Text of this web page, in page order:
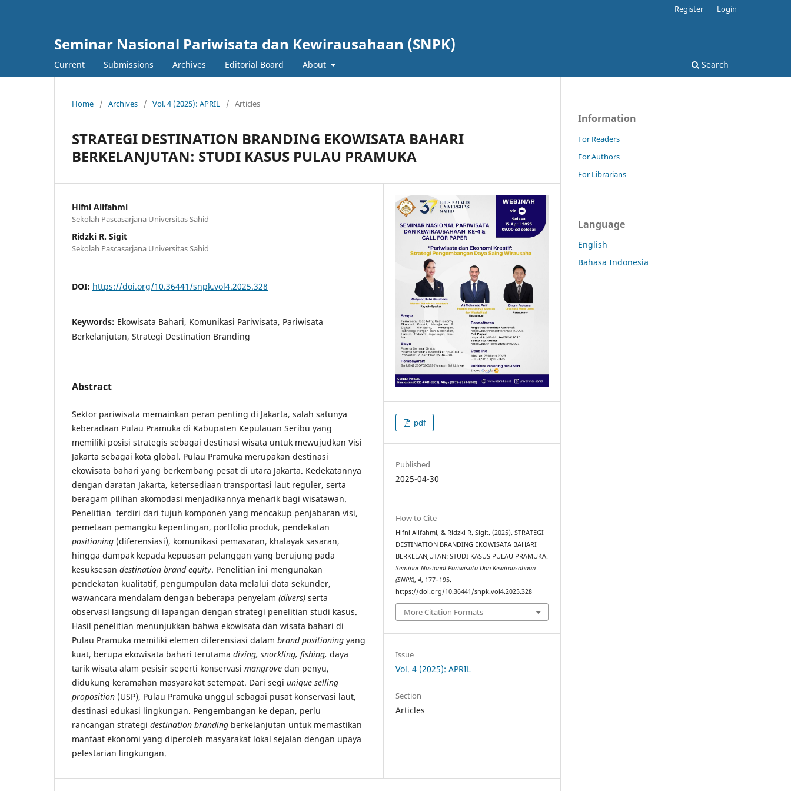
Seminar Nasional Pariwisata dan Kewirausahaan (SNPK)
Current Submissions Archives Editorial Board About Search
Register Login
Home / Archives / Vol. 4 (2025): APRIL / Articles
STRATEGI DESTINATION BRANDING EKOWISATA BAHARI
BERKELANJUTAN: STUDI KASUS PULAU PRAMUKA
Hifni Alifahmi
Sekolah Pascasarjana Universitas Sahid
Ridzki R. Sigit
Sekolah Pascasarjana Universitas Sahid
DOI: https://doi.org/10.36441/snpk.vol4.2025.328
Keywords: Ekowisata Bahari, Komunikasi Pariwisata, Pariwisata
Berkelanjutan, Strategi Destination Branding
Abstract
Sektor pariwisata memainkan peran penting di Jakarta, salah satunya
keberadaan Pulau Pramuka di Kabupaten Kepulauan Seribu yang
memiliki posisi strategis sebagai destinasi wisata untuk mewujudkan Visi
Jakarta sebagai kota global. Pulau Pramuka merupakan destinasi
ekowisata bahari yang berkembang pesat di utara Jakarta. Kedekatannya
dengan daratan Jakarta, ketersediaan transportasi laut reguler, serta
beragam pilihan akomodasi menjadikannya menarik bagi wisatawan.
Penelitian terdiri dari tujuh komponen yang mencakup penjabaran visi,
pemetaan pemangku kepentingan, portfolio produk, pendekatan
positioning (diferensiasi), komunikasi pemasaran, khalayak sasaran,
hingga dampak kepada kepuasan pelanggan yang berujung pada
kesuksesan destination brand equity. Penelitian ini mengunakan
pendekatan kualitatif, pengumpulan data melalui data sekunder,
wawancara mendalam dengan beberapa penyelam (divers) serta
observasi langsung di lapangan dengan strategi penelitian studi kasus.
Hasil penelitian menunjukkan bahwa ekowisata dan wisata bahari di
Pulau Pramuka memiliki elemen diferensiasi dalam brand positioning yang
kuat, berupa ekowisata bahari terutama diving, snorkling, fishing, daya
tarik wisata alam pesisir seperti konservasi mangrove dan penyu,
didukung keramahan masyarakat setempat. Dari segi unique selling
proposition (USP), Pulau Pramuka unggul sebagai pusat konservasi laut,
destinasi edukasi lingkungan. Pengembangan ke depan, perlu
rancangan strategi destination branding berkelanjutan untuk memastikan
manfaat ekonomi yang diperoleh masyarakat lokal sejalan dengan upaya
pelestarian lingkungan.
pdf
Published
2025-04-30
How to Cite
Hifni Alifahmi, & Ridzki R. Sigit. (2025). STRATEGI
DESTINATION BRANDING EKOWISATA BAHARI
BERKELANJUTAN: STUDI KASUS PULAU PRAMUKA.
Seminar Nasional Pariwisata Dan Kewirausahaan
(SNPK),4, 177–195.
https://doi.org/10.36441/snpk.vol4.2025.328
More Citation Formats
Issue
Vol. 4 (2025): APRIL
Section
Articles
Information
For Readers
For Authors
For Librarians
Language
English
Bahasa Indonesia